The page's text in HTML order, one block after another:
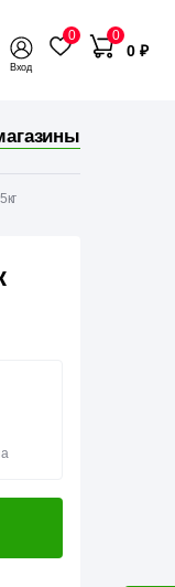
Вход
0 0
0 ₽